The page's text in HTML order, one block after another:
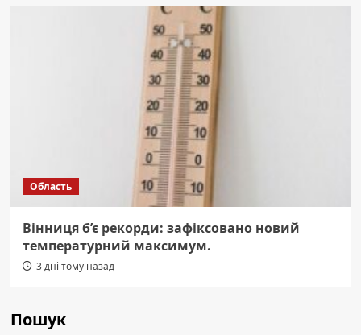
Область
Вінниця б’є рекорди: зафіксовано новий
температурний максимум.
3 дні тому назад
Пошук